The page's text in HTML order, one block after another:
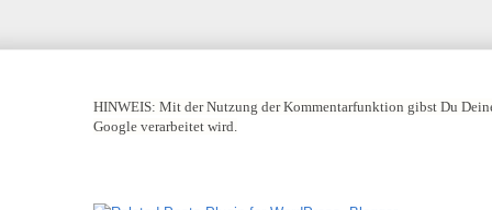
HINWEIS: Mit der Nutzung der Kommentarfunktion gibst Du
Google verarbeitet wird.